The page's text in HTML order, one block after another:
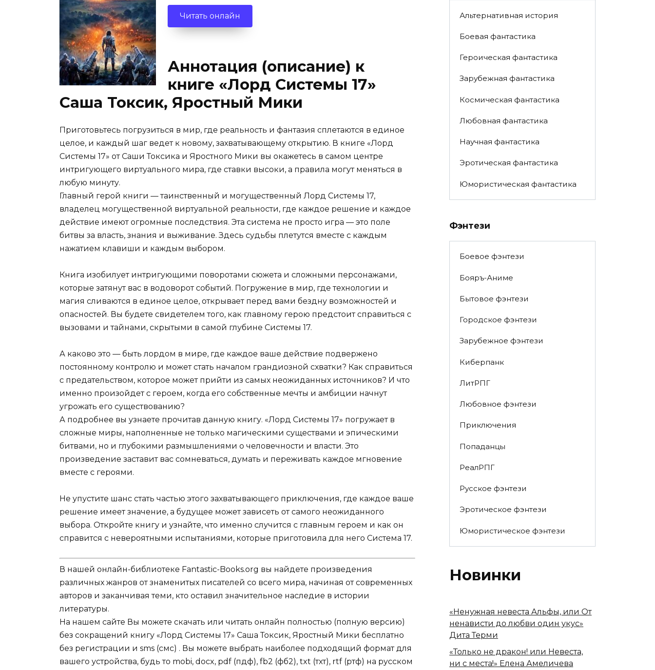
Читать онлайн
Аннотация (описание) к
книге «Лорд Системы 17»
Саша Токсик, Яростный Мики
Приготовьтесь погрузиться в мир, где реальность и фантазия сплетаются в единое
целое, и каждый шаг ведет к новому, захватывающему открытию. В книге «Лорд
Системы 17» от Саши Токсика и Яростного Мики вы окажетесь в самом центре
интригующего виртуального мира, где ставки высоки, а правила могут меняться в
любую минуту.
Главный герой книги — таинственный и могущественный Лорд Системы 17,
владелец могущественной виртуальной реальности, где каждое решение и каждое
действие имеют огромные последствия. Эта система не просто игра — это поле
битвы за власть, знания и выживание. Здесь судьбы плетутся вместе с каждым
нажатием клавиши и каждым выбором.
Книга изобилует интригующими поворотами сюжета и сложными персонажами,
которые затянут вас в водоворот событий. Погружение в мир, где технологии и
магия сливаются в единое целое, открывает перед вами бездну возможностей и
опасностей. Вы будете свидетелем того, как главному герою предстоит справиться с
вызовами и тайнами, скрытыми в самой глубине Системы 17.
А каково это — быть лордом в мире, где каждое ваше действие подвержено
постоянному контролю и может стать началом грандиозной схватки? Как справиться
с предательством, которое может прийти из самых неожиданных источников? И что
именно произойдет с героем, когда его собственные мечты и амбиции начнут
угрожать его существованию?
А подробнее вы узнаете прочитав данную книгу. «Лорд Системы 17» погружает в
сложные миры, наполненные не только магическими существами и эпическими
битвами, но и глубокими размышлениями о человечности и власти. Это
произведение заставит вас сомневаться, думать и переживать каждое мгновение
вместе с героями.
Не упустите шанс стать частью этого захватывающего приключения, где каждое ваше
решение имеет значение, а будущее может зависеть от самого неожиданного
выбора. Откройте книгу и узнайте, что именно случится с главным героем и как он
справится с невероятными испытаниями, которые приготовила для него Система 17.
В нашей онлайн-библиотеке Fantastic-Books.org вы найдете произведения
различных жанров от знаменитых писателей со всего мира, начиная от современных
авторов и заканчивая теми, кто оставил значительное наследие в истории
литературы.
На нашем сайте Вы можете скачать или читать онлайн полностью (полную версию)
без сокращений книгу «Лорд Системы 17» Саша Токсик, Яростный Мики бесплатно
без регистрации и sms (смс) . Вы можете выбрать наиболее подходящий формат для
вашего устройства, будь то mobi, docx, pdf (пдф), fb2 (фб2), txt (тхт), rtf (ртф) на русском
Альтернативная история
Боевая фантастика
Героическая фантастика
Зарубежная фантастика
Космическая фантастика
Любовная фантастика
Научная фантастика
Эротическая фантастика
Юмористическая фантастика
Фэнтези
Боевое фэнтези
Бояръ-Аниме
Бытовое фэнтези
Городское фэнтези
Зарубежное фэнтези
Киберпанк
ЛитРПГ
Любовное фэнтези
Приключения
Попаданцы
РеалРПГ
Русское фэнтези
Эротическое фэнтези
Юмористическое фэнтези
Новинки
«Ненужная невеста Альфы, или От
ненависти до любви один укус»
Дита Терми
«Только не дракон! или Невеста,
ни с места!» Елена Амеличева